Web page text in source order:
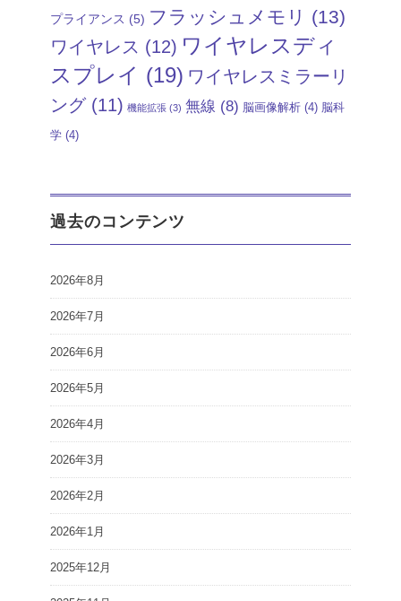
プライアンス (5) フラッシュメモリ (13)
ワイヤレス (12) ワイヤレスディ
スプレイ (19) ワイヤレスミラーリ
ング(11) 機能拡張 (3) 無線 (8) 脳画像解析 (4) 脳科
学 (4)
過去のコンテンツ
2026年8月
2026年7月
2026年6月
2026年5月
2026年4月
2026年3月
2026年2月
2026年1月
2025年12月